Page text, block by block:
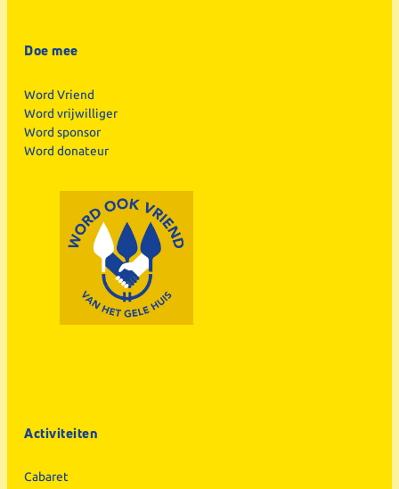
Doe mee
Word Vriend
Word vrijwilliger
Word sponsor
Word donateur
Activiteiten
Cabaret